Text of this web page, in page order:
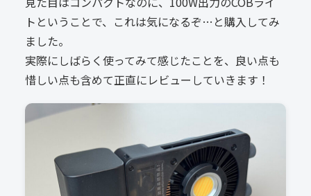
トということで、これは気になるぞ…と購入してみ
ました。
実際にしばらく使ってみて感じたことを、良い点も
惜しい点も含めて正直にレビューしていきます！